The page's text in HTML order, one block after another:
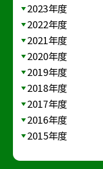
2023年度
2022年度
2021年度
2020年度
2019年度
2018年度
2017年度
2016年度
2015年度